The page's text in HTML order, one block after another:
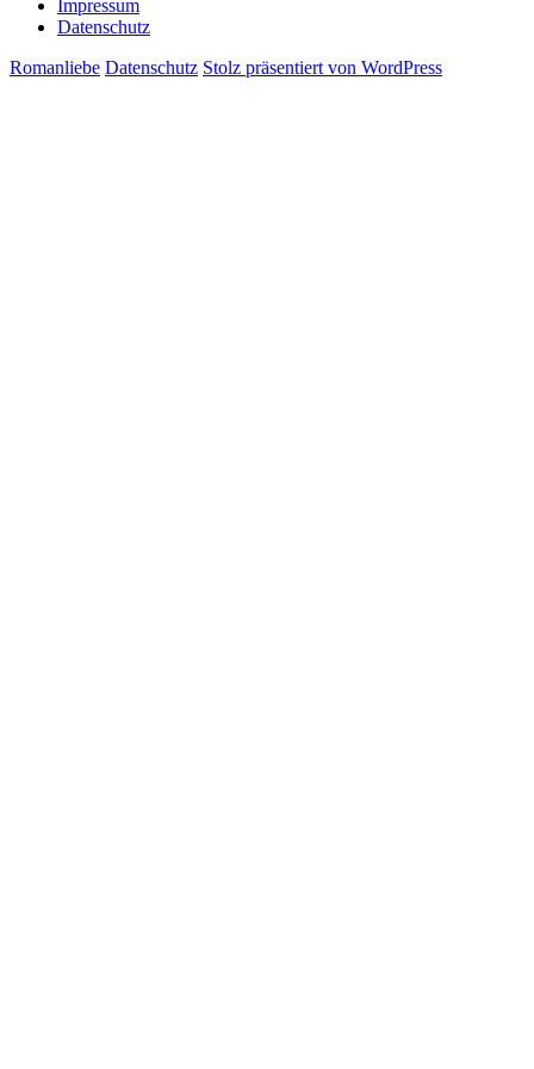
Impressum
Datenschutz
Romanliebe Datenschutz Stolz präsentiert von WordPress